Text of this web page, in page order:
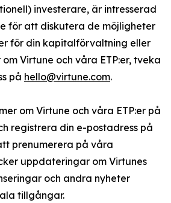
investerare, är intresserad
för att diskutera de möjligheter
för din kapitalförvaltning eller
Virtune och våra ETP:er, tveka
på hello@virtune.com.
om Virtune och våra ETP:er på
registrera din e-postadress på
prenumerera på våra
uppdateringar om Virtunes
och andra nyheter
tillgångar.